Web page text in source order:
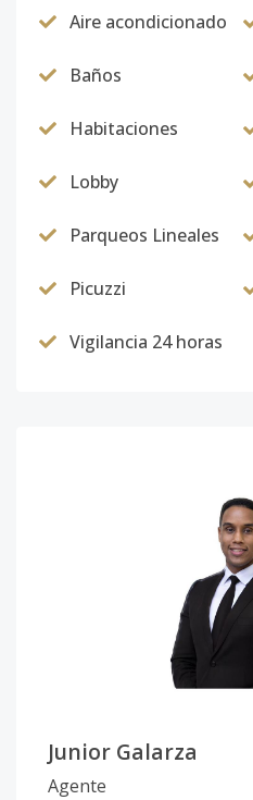
Aire acondicionado
Baños
Habitaciones
Lobby
Parqueos Lineales
Picuzzi
Vigilancia 24 horas
Junior Galarza
Agente